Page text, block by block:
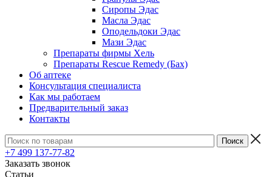
Сиропы Эдас
Масла Эдас
Оподельдоки Эдас
Мази Эдас
Препараты фирмы Хель
Препараты Rescue Remedy (Бах)
Об аптеке
Консультация специалиста
Как мы работаем
Предварительный заказ
Контакты
+7 499 137-77-82
Заказать звонок
Статьи